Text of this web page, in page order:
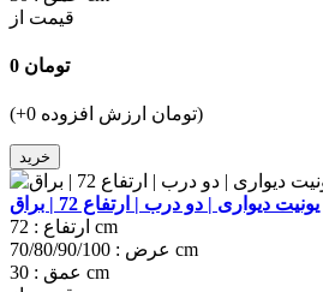
قیمت از
0 تومان
(+0 تومان ارزش افزوده)
خرید
یونیت دیواری | دو درب | ارتفاع 72 | براق
ارتفاع : 72 cm
عرض : 70/80/90/100 cm
عمق : 30 cm